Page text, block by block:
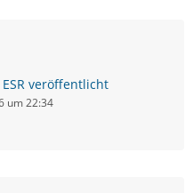
veröffentlicht
um 22:34